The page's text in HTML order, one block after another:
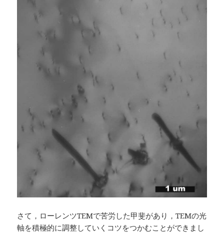
さて，ローレンツTEMで苦労した甲斐があり，TEMの光
軸を積極的に調整していくコツをつかむことができまし